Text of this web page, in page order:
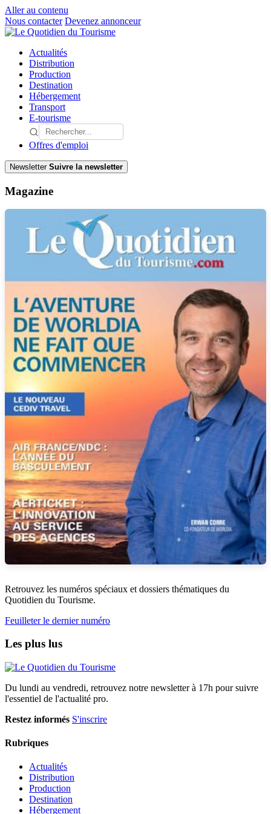
Aller au contenu
Nous contacter Devenez annonceur
Actualités
Distribution
Production
Destination
Hébergement
Transport
E-tourisme
Offres d'emploi
Newsletter Suivre la newsletter
Magazine
Retrouvez les numéros spéciaux et dossiers thématiques du
Quotidien du Tourisme.
Feuilleter le dernier numéro
Les plus lus
Du lundi au vendredi, retrouvez notre newsletter à 17h pour suivre
l'essentiel de l'actualité pro.
Restez informés S'inscrire
Rubriques
Actualités
Distribution
Production
Destination
Hébergement